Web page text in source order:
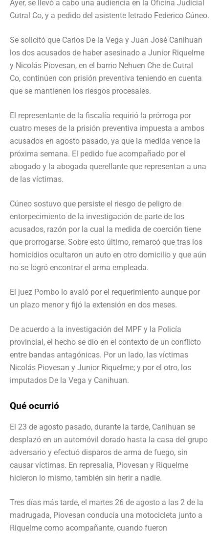
Ayer, se llevó a cabo una audiencia en la Oficina Judicial
Cutral Co, y a pedido del asistente letrado Federico Cúneo.
Se solicitó que Carlos De la Vega y Juan José Canihuan
los dos acusados de haber asesinado a Junior Riquelme
y Nicolás Piovesan, en el barrio Nehuen Che de Cutral
Co, continúen con prisión preventiva teniendo en cuenta
que se mantienen los riesgos procesales.
El representante de la fiscalía requirió la prórroga por
cuatro meses de la prisión preventiva impuesta a ambos
acusados en agosto pasado, ya que la medida vence la
próxima semana. El pedido fue acompañado por el
abogado y la abogada querellante que representan a una
de las víctimas.
Cúneo sostuvo que persiste el riesgo de peligro de
entorpecimiento de la investigación de parte de los
acusados, razón por la cual la medida de coerción tiene
que prorrogarse. Sobre esto último, remarcó que tras los
homicidios ocultaron un auto en otro domicilio y que aún
no se logró encontrar el arma empleada.
El juez Pombo lo avaló por el requerimiento aunque por
un plazo menor y fijó la extensión en dos meses.
De acuerdo a la investigación del MPF y la Policía
provincial, el hecho se dio en el contexto de un conflicto
entre bandas antagónicas. Por un lado, las víctimas
Nicolás Piovesan y Junior Riquelme; y por el otro, los
imputados De la Vega y Canihuan.
Qué ocurrió
El 23 de agosto pasado, durante la tarde, Canihuan se
desplazó en un automóvil dorado hasta la casa del grupo
adversario y efectuó disparos de arma de fuego, sin
causar víctimas. En represalia, Piovesan y Riquelme
hicieron lo mismo, también sin herir a nadie.
Tres días más tarde, el martes 26 de agosto a las 2 de la
madrugada, Piovesan conducía una motocicleta junto a
Riquelme como acompañante, cuando fueron